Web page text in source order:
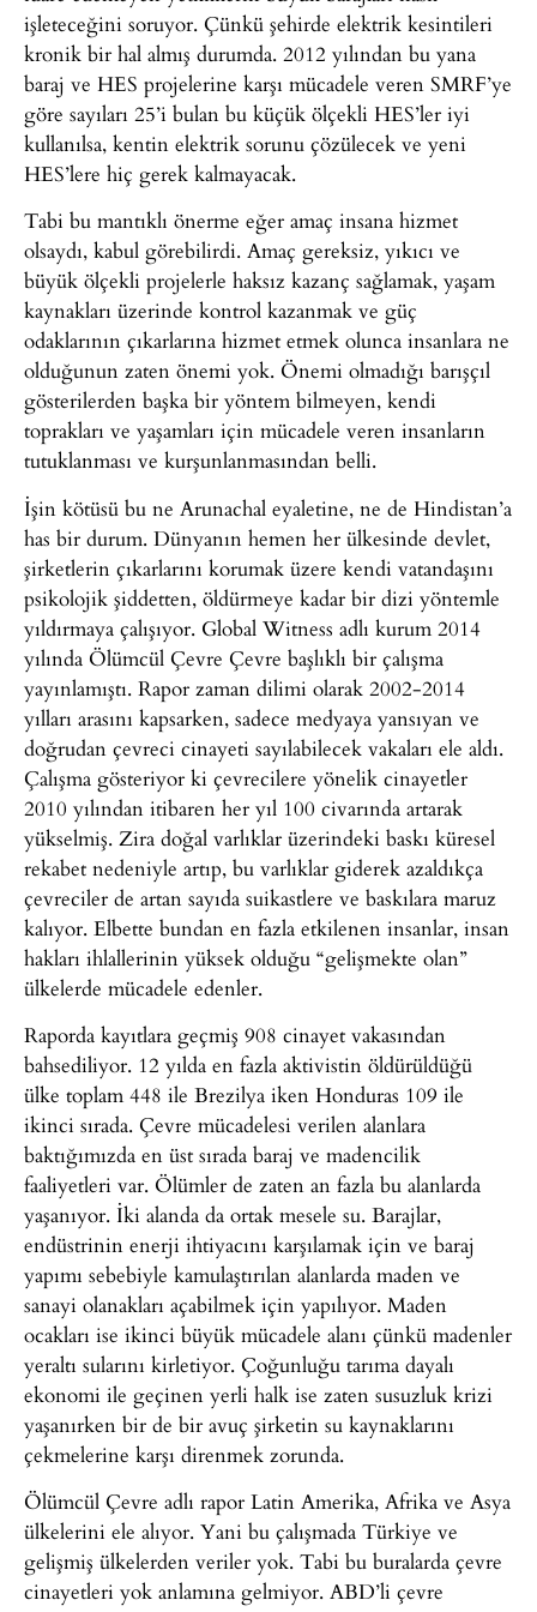
işleteceğini soruyor. Çünkü şehirde elektrik kesintileri
kronik bir hal almış durumda. 2012 yılından bu yana
baraj ve HES projelerine karşı mücadele veren SMRF’ye
göre sayıları 25’i bulan bu küçük ölçekli HES’ler iyi
kullanılsa, kentin elektrik sorunu çözülecek ve yeni
HES’lere hiç gerek kalmayacak.
Tabi bu mantıklı önerme eğer amaç insana hizmet
olsaydı, kabul görebilirdi. Amaç gereksiz, yıkıcı ve
büyük ölçekli projelerle haksız kazanç sağlamak, yaşam
kaynakları üzerinde kontrol kazanmak ve güç
odaklarının çıkarlarına hizmet etmek olunca insanlara ne
olduğunun zaten önemi yok. Önemi olmadığı barışçıl
gösterilerden başka bir yöntem bilmeyen, kendi
toprakları ve yaşamları için mücadele veren insanların
tutuklanması ve kurşunlanmasından belli.
İşin kötüsü bu ne Arunachal eyaletine, ne de Hindistan’a
has bir durum. Dünyanın hemen her ülkesinde devlet,
şirketlerin çıkarlarını korumak üzere kendi vatandaşını
psikolojik şiddetten, öldürmeye kadar bir dizi yöntemle
yıldırmaya çalışıyor. Global Witness adlı kurum 2014
yılında Ölümcül Çevre Çevre başlıklı bir çalışma
yayınlamıştı. Rapor zaman dilimi olarak 2002-2014
yılları arasını kapsarken, sadece medyaya yansıyan ve
doğrudan çevreci cinayeti sayılabilecek vakaları ele aldı.
Çalışma gösteriyor ki çevrecilere yönelik cinayetler
2010 yılından itibaren her yıl 100 civarında artarak
yükselmiş. Zira doğal varlıklar üzerindeki baskı küresel
rekabet nedeniyle artıp, bu varlıklar giderek azaldıkça
çevreciler de artan sayıda suikastlere ve baskılara maruz
kalıyor. Elbette bundan en fazla etkilenen insanlar, insan
hakları ihlallerinin yüksek olduğu “gelişmekte olan”
ülkelerde mücadele edenler.
Raporda kayıtlara geçmiş 908 cinayet vakasından
bahsediliyor. 12 yılda en fazla aktivistin öldürüldüğü
ülke toplam 448 ile Brezilya iken Honduras 109 ile
ikinci sırada. Çevre mücadelesi verilen alanlara
baktığımızda en üst sırada baraj ve madencilik
faaliyetleri var. Ölümler de zaten an fazla bu alanlarda
yaşanıyor. İki alanda da ortak mesele su. Barajlar,
endüstrinin enerji ihtiyacını karşılamak için ve baraj
yapımı sebebiyle kamulaştırılan alanlarda maden ve
sanayi olanakları açabilmek için yapılıyor. Maden
ocakları ise ikinci büyük mücadele alanı çünkü madenler
yeraltı sularını kirletiyor. Çoğunluğu tarıma dayalı
ekonomi ile geçinen yerli halk ise zaten susuzluk krizi
yaşanırken bir de bir avuç şirketin su kaynaklarını
çekmelerine karşı direnmek zorunda.
Ölümcül Çevre adlı rapor Latin Amerika, Afrika ve Asya
ülkelerini ele alıyor. Yani bu çalışmada Türkiye ve
gelişmiş ülkelerden veriler yok. Tabi bu buralarda çevre
cinayetleri yok anlamına gelmiyor. ABD’li çevre